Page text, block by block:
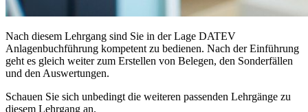
Nach diesem Lehrgang sind Sie in der Lage DATEV
Anlagenbuchführung kompetent zu bedienen. Nach der Einführung
geht es gleich weiter zum Erstellen von Belegen, den Sonderfällen
und den Auswertungen.
Schauen Sie sich unbedingt die weiteren passenden Lehrgänge zu
diesem Lehrgang an.